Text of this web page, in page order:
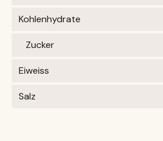
Kohlenhydrate
Zucker
Eiweiss
Salz